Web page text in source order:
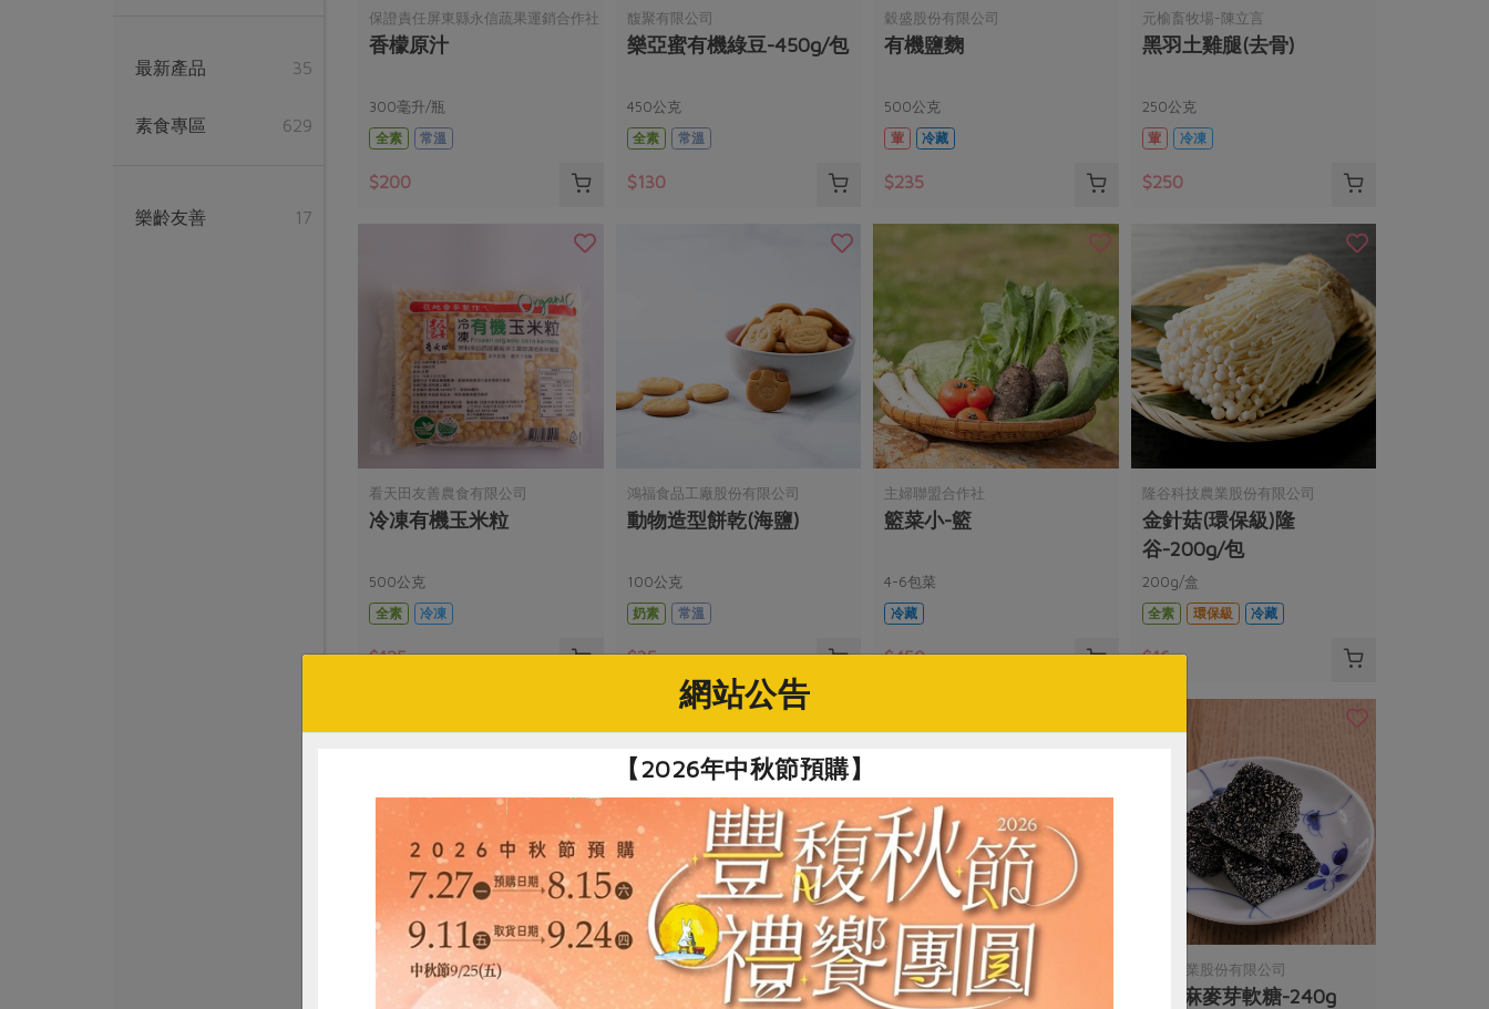
保證責任屏東縣永信蔬果運銷合作社
香檬原汁
300毫升/瓶
全素
常溫
$200
馥聚有限公司
樂亞蜜有機綠豆-450g/包
450公克
全素
常溫
$130
穀盛股份有限公司
有機鹽麴
500公克
葷
冷藏
$235
元榆畜牧場-陳立言
黑羽土雞腿(去骨)
250公克
葷
冷凍
$250
看天田友善農食有限公司
冷凍有機玉米粒
500公克
全素
冷凍
$125
鴻福食品工廠股份有限公司
動物造型餅乾(海鹽)
100公克
奶素
常溫
$35
主婦聯盟合作社
籃菜小-籃
4-6包菜
冷藏
$450
隆谷科技農業股份有限公司
金針菇(環保級)隆
谷-200g/包
200g/盒
全素
環保級 冷藏
$16
東南國際實業有限公司
黑麥汁-330ml
鴻福食品工廠股份有限公司
黑糖沙琪瑪-6入
鴻福食品工廠股份有限公司
原味洋芋捲片-50g
主惠實業股份有限公司
黑芝麻麥芽軟糖-240g
最新產品 35
素食專區 629
樂齡友善 17
網站公告
【2026年中秋節預購】